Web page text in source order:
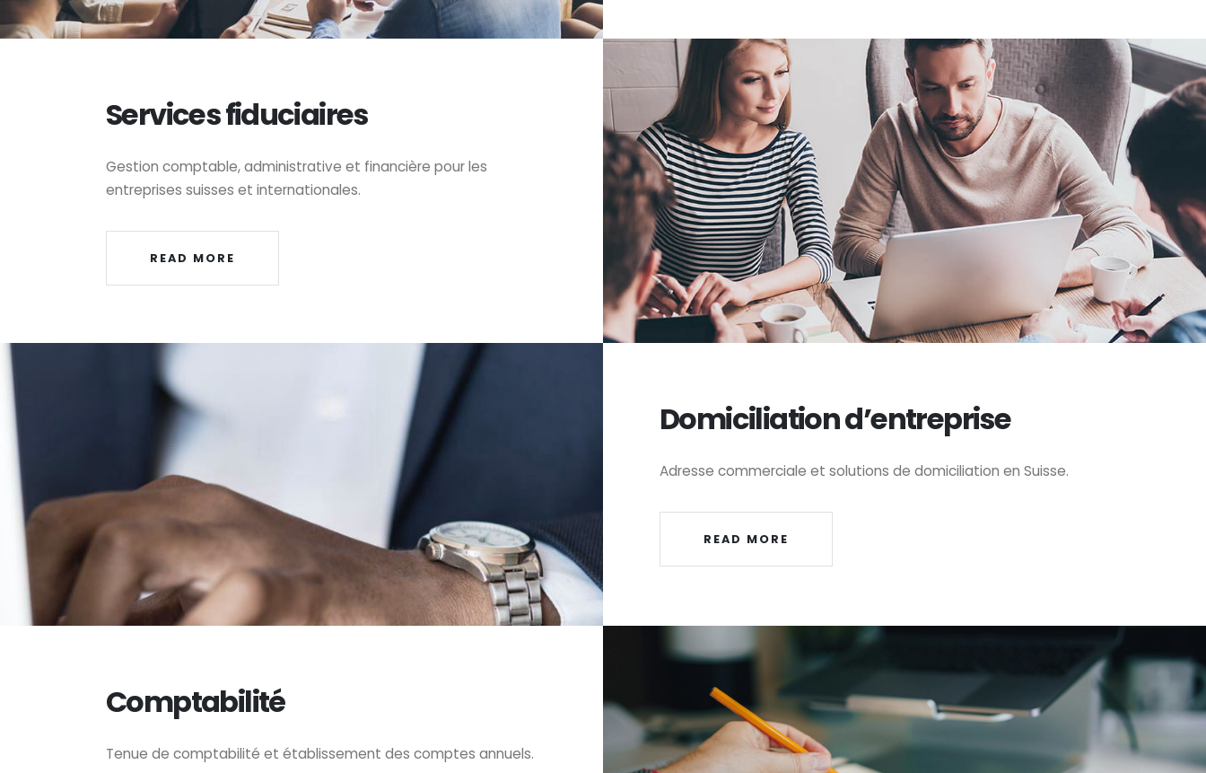
Services fiduciaires
Gestion comptable, administrative et financière pour les
entreprises suisses et internationales.
READ MORE
Domiciliation d’entreprise
Adresse commerciale et solutions de domiciliation en Suisse.
READ MORE
Comptabilité
Tenue de comptabilité et établissement des comptes annuels.